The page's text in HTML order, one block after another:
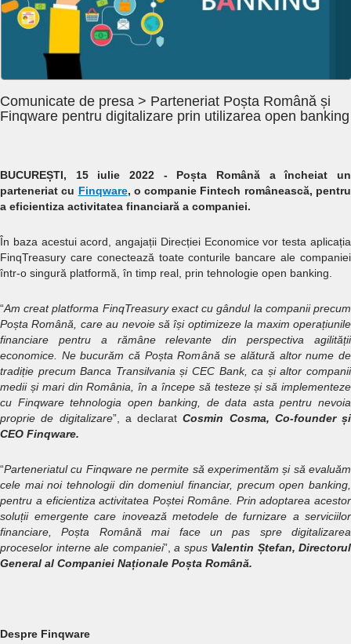
Comunicate de presa > Parteneriat Poșta Română și
Finqware pentru digitalizare prin utilizarea open banking
BUCUREȘTI, 15 iulie 2022 - Poșta Română a încheiat un
parteneriat cu Finqware, o companie Fintech românească, pentru
a eficientiza activitatea financiară a companiei.
În baza acestui acord, angajații Direcției Economice vor testa aplicația
FinqTreasury care conectează toate conturile bancare ale companiei
într-o singură platformă, în timp real, prin tehnologie open banking.
“Am creat platforma FinqTreasury exact cu gândul la companii precum
Poșta Română, care au nevoie să își optimizeze la maxim operațiunile
financiare pentru a rămâne relevante din perspectiva agilității
economice. Ne bucurăm că Poșta Română se alătură altor nume de
tradiție precum Banca Transilvania și CEC Bank, ca și altor companii
medii și mari din România, în a începe să testeze și să implementeze
cu Finqware tehnologia open banking, de data asta pentru nevoia
proprie de digitalizare”, a declaratCosmin Cosma, Co-founder și
CEO Finqware.
“Parteneriatul cu Finqware ne permite să experimentăm și să evaluăm
cele mai noi tehnologii din domeniul financiar, precum open banking,
pentru a eficientiza activitatea Poștei Române. Prin adoptarea acestor
soluții emergente care inovează metodele de furnizare a serviciilor
financiare, Poșta Română mai face un pas spre digitalizarea
proceselor interne ale companiei”, a spus Valentin Ștefan, Directorul
General al Companiei Naționale Poșta Română.
Despre Finqware